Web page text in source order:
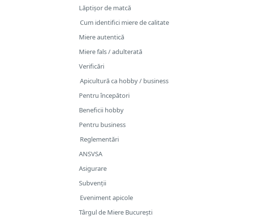
Lăptișor de matcă
Cum identifici miere de calitate
Miere autentică
Miere fals / adulterată
Verificări
Apicultură ca hobby / business
Pentru începători
Beneficii hobby
Pentru business
Reglementări
ANSVSA
Asigurare
Subvenții
Eveniment apicole
Târgul de Miere București